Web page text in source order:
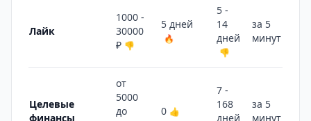
Лайк
1000 -
30000
₽ 👎
5 дней
🔥
5 -
14
дней
👎
за 5
минут
Целевые
финансы
от
5000
до
0 👍
7 -
168
дней
за 5
минут